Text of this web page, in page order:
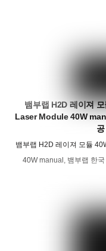
뱀부랩 H2D 레이져
Laser Module 40W
뱀부랩 H2D 레이져 모듈
40W manual, 뱀부랩 한